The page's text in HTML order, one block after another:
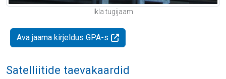
Ikla tugijaam
Ava jaama kirjeldus GPA-s
Satelliitide taevakaardid